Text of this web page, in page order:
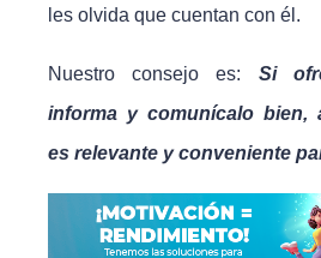
les olvida que cuentan con él.
Nuestro consejo es: Si
informa y comunícalo bien,
es relevante y conveniente